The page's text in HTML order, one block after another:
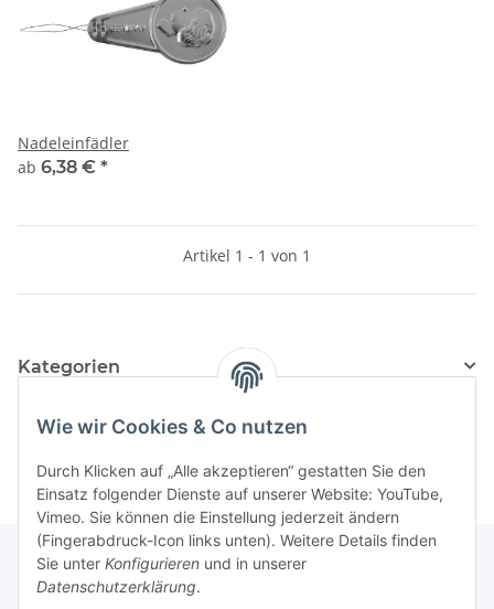
Wie wir Cookies & Co nutzen
Durch Klicken auf „Alle akzeptieren“ gestatten Sie den
Einsatz folgender Dienste auf unserer Website: YouTube,
Vimeo. Sie können die Einstellung jederzeit ändern
(Fingerabdruck-Icon links unten). Weitere Details finden
Sie unter Konfigurieren und in unserer
Datenschutzerklärung.
Nadeleinfädler
ab 6,38 € *
Artikel 1 - 1 von 1
Kategorien
Hersteller